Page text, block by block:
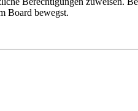
Board bewegst.